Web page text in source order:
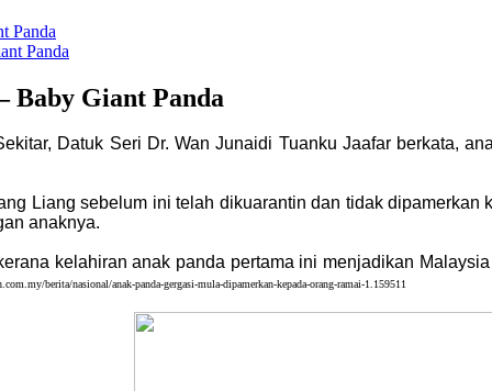
Panda
Panda
Baby Giant Panda
Datuk Seri Dr. Wan Junaidi Tuanku Jaafar berkata,
Liang sebelum ini telah dikuarantin dan tidak
anaknya.
kelahiran anak panda pertama ini menjadikan
berita/nasional/anak-panda-gergasi-mula-dipamerkan-kepada-orang-ramai-1.159511